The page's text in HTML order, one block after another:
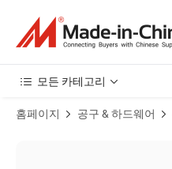
모든 카테고리
홈페이지 공구 & 하드웨어